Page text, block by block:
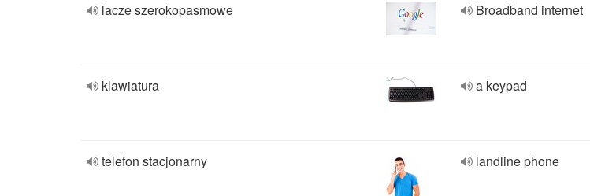
lacze szerokopasmowe Broadband internet
klawiatura a keypad
telefon stacjonarny landline phone